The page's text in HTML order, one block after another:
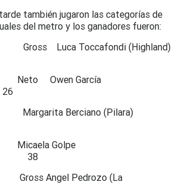
también jugaron las categorías de
del metro y los ganadores fueron:
Gross Luca Toccafondi (Highland)
García
Margarita Berciano (Pilara)
Golpe
38
Angel Pedrozo (La